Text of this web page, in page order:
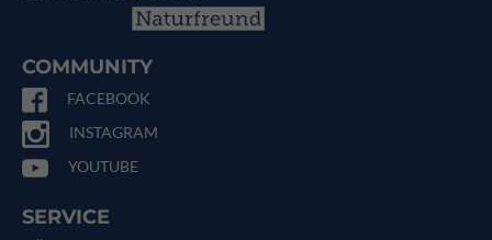
COMMUNITY
FACEBOOK
INSTAGRAM
YOUTUBE
SERVICE